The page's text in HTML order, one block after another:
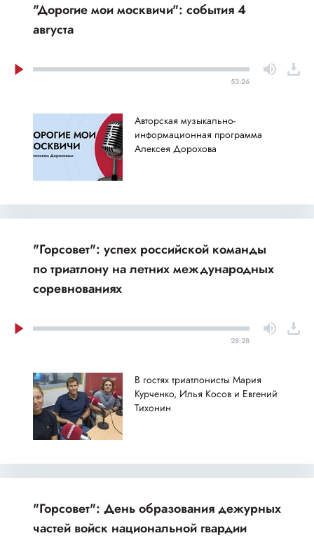
"Дорогие мои москвичи": события 4
августа
53:26
Авторская музыкально-
информационная программа
Алексея Дорохова
"Горсовет": успех российской команды
по триатлону на летних международных
соревнованиях
28:28
В гостях триатлонисты Мария
Курченко, Илья Косов и Евгений
Тихонин
"Горсовет": День образования дежурных
частей войск национальной гвардии